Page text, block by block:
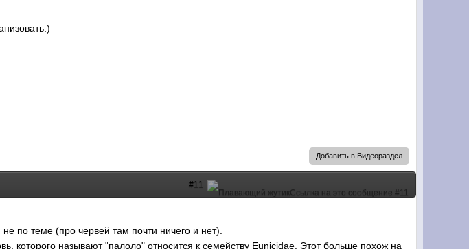
Добавить в Видеораздел
#11
по теме (про червей там почти ничего и нет).
которого называют "палоло" относится к семейству Eunicidae. Этот больше похож на